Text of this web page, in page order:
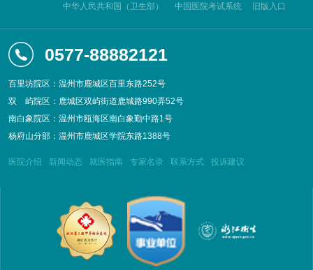
中华人民共和国（卫生部）
中国医院考试系统 旧版入口
0577-88882121
百里坊院区：温州市鹿城区百里东路252号
双
屿院区：鹿城区双屿街道鹿城路990弄52号
南白象院区：温州市瓯海区南白象勤中路1号
杨府山分部：温州市鹿城区学院东路1388号
医院介绍 新闻动态 就医指南 专家名录 联系方式 投诉建议